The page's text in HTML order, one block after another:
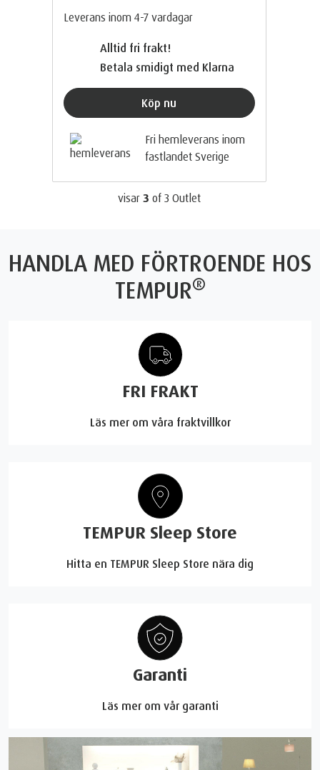
Leverans inom 4-7 vardagar
Alltid fri frakt!
Betala smidigt med Klarna
Köp nu
Fri hemleverans inom
fastlandet Sverige
visar 3 of 3 Outlet
HANDLA MED FÖRTROENDE HOS
TEMPUR®
FRI FRAKT
Läs mer om våra fraktvillkor
TEMPUR Sleep Store
Hitta en TEMPUR Sleep Store nära dig
Garanti
Läs mer om vår garanti